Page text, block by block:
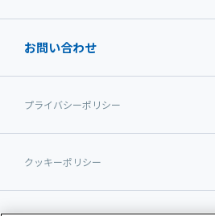
お問い合わせ
プライバシーポリシー
クッキーポリシー